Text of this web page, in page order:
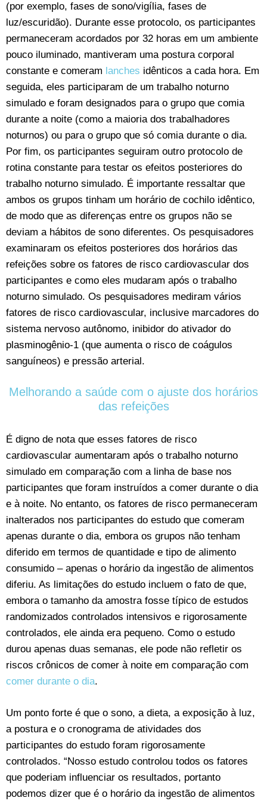
(por exemplo, fases de sono/vigília, fases de
luz/escuridão). Durante esse protocolo, os participantes
permaneceram acordados por 32 horas em um ambiente
pouco iluminado, mantiveram uma postura corporal
constante e comeram lanches idênticos a cada hora. Em
seguida, eles participaram de um trabalho noturno
simulado e foram designados para o grupo que comia
durante a noite (como a maioria dos trabalhadores
noturnos) ou para o grupo que só comia durante o dia.
Por fim, os participantes seguiram outro protocolo de
rotina constante para testar os efeitos posteriores do
trabalho noturno simulado. É importante ressaltar que
ambos os grupos tinham um horário de cochilo idêntico,
de modo que as diferenças entre os grupos não se
deviam a hábitos de sono diferentes. Os pesquisadores
examinaram os efeitos posteriores dos horários das
refeições sobre os fatores de risco cardiovascular dos
participantes e como eles mudaram após o trabalho
noturno simulado. Os pesquisadores mediram vários
fatores de risco cardiovascular, inclusive marcadores do
sistema nervoso autônomo, inibidor do ativador do
plasminogênio-1 (que aumenta o risco de coágulos
sanguíneos) e pressão arterial.
Melhorando a saúde com o ajuste dos horários
das refeições
É digno de nota que esses fatores de risco
cardiovascular aumentaram após o trabalho noturno
simulado em comparação com a linha de base nos
participantes que foram instruídos a comer durante o dia
e à noite. No entanto, os fatores de risco permaneceram
inalterados nos participantes do estudo que comeram
apenas durante o dia, embora os grupos não tenham
diferido em termos de quantidade e tipo de alimento
consumido – apenas o horário da ingestão de alimentos
diferiu. As limitações do estudo incluem o fato de que,
embora o tamanho da amostra fosse típico de estudos
randomizados controlados intensivos e rigorosamente
controlados, ele ainda era pequeno. Como o estudo
durou apenas duas semanas, ele pode não refletir os
riscos crônicos de comer à noite em comparação com
comer durante o dia.
Um ponto forte é que o sono, a dieta, a exposição à luz,
a postura e o cronograma de atividades dos
participantes do estudo foram rigorosamente
controlados. “Nosso estudo controlou todos os fatores
que poderiam influenciar os resultados, portanto
podemos dizer que é o horário da ingestão de alimentos